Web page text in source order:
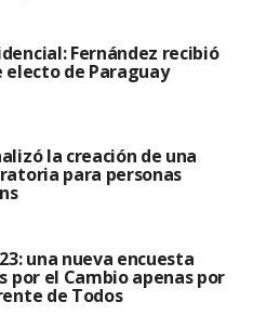
Fernández recibió
de Paraguay
la creación de una
para personas
una nueva encuesta
por el Cambio apenas por
de Todos